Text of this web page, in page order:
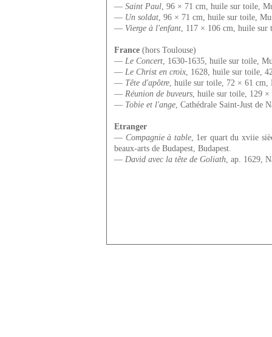
—Saint Paul, 96 × 71 cm, huile sur toile,
— Un soldat, 96 × 71 cm, huile sur toile,
— Vierge à l'enfant, 117 × 106 cm, huile sur
France (hors Toulouse)
—Le Concert, 1630-1635, huile sur toile,
—Le Christ en croix, 1628, huile sur toile,
— Tête d'apôtre, huile sur toile, 72 × 61 cm,
—Réunion de buveurs, huile sur toile, 129 ×
— Tobie et l'ange, Cathédrale Saint-Just de
Etranger
— Compagnie à table, 1er quart du xviie
beaux-arts de Budapest, Budapest.
—David avec la tête de Goliath, ap. 1629,